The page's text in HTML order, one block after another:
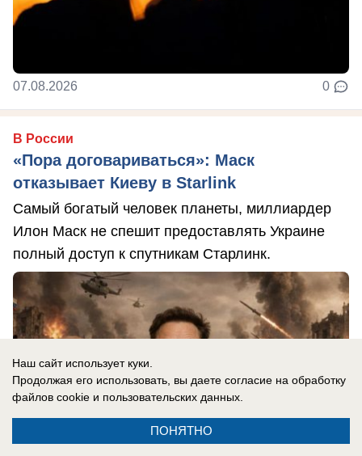
07.08.2026 0
В России
«Пора договариваться»: Маск
отказывает Киеву в Starlink
Самый богатый человек планеты, миллиардер
Илон Маск не спешит предоставлять Украине
полный доступ к спутникам Старлинк.
Наш сайт использует куки.
Продолжая его использовать, вы даете согласие на обработку
файлов cookie и пользовательских данных.
ПОНЯТНО